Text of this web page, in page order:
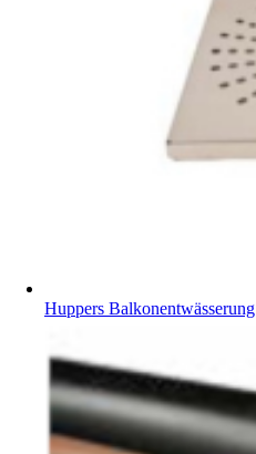
Huppers Balkonentwässerung